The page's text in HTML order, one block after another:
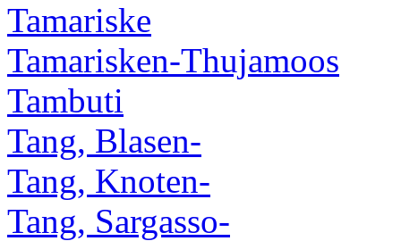
Tamariske
Tamarisken-Thujamoos
Tambuti
Tang, Blasen-
Tang, Knoten-
Tang, Sargasso-